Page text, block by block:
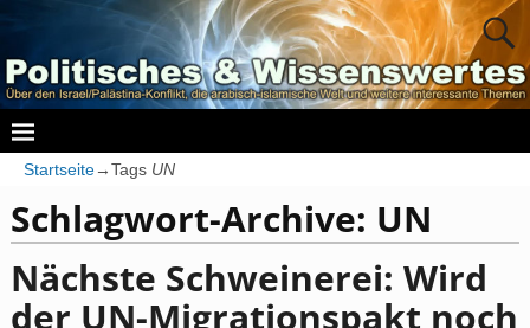
Startseite→Tags UN
Schlagwort-Archive: UN
Nächste Schweinerei: Wird
der UN-Migrationspakt noch